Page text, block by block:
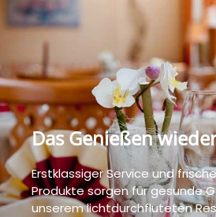
Das Genießen
Erstklassiger Service und
Produkte sorgen für gesunde
unserem lichtdurchfluteten